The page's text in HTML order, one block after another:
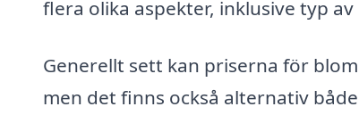
flera olika aspekter, inklusive typ
Generellt sett kan priserna för
men det finns också alternativ